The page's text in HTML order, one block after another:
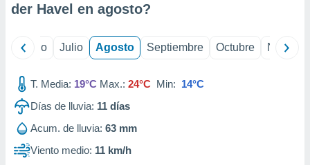
der Havel en agosto?
Junio Julio Agosto Septiembre Octubre
T. Media: 19°C Max.: 24°C Min: 14°C
Días de lluvia: 11 días
Acum. de lluvia: 63 mm
Viento medio: 11 km/h